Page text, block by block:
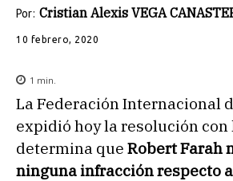
Por: Cristian Alexis VEGA
10 febrero, 2020
1 min.
La Federación Internacional
expidió hoy la resolución con
determina que Robert Farah
ninguna infracción respecto